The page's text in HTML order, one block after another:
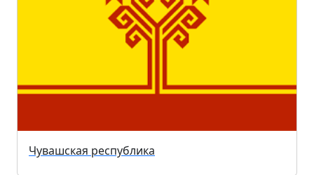
Чувашская республика